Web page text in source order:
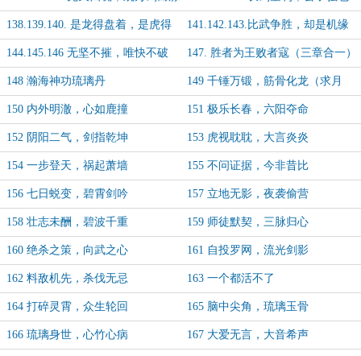
一剑 （求月票）
138.139.140. 是龙得盘着，是虎得
卧着（求月票）
141.142.143.比武争胜，却是机缘
144.145.146 无坚不摧，唯快不破
（求月票）
147. 胜者为王败者寇（三章合一）
148 瀚海神功琉璃丹 149 千锤万锻，筋骨化龙（求月
票）
150 内外明澈，心如鹿撞 151 极乐长春，六阳夺命
152 阴阳二气，剑指乾坤 153 虎视耽耽，大言炎炎
154 一步登天，祸起萧墙 155 不问证据，今非昔比
156 七日蜕变，碧霄剑吟 157 立地无影，夜袭偷营
158 壮志未酬，碧波千重 159 师徒默契，三脉归心
160 绝杀之策，向武之心 161 自投罗网，流光剑影
162 料敌机先，杀伐无忌 163 一个都活不了
164 打碎灵霄，众生轮回 165 脑中尖角，琉璃玉骨
166 琉璃身世，心竹心病 167 大爱无言，大音希声